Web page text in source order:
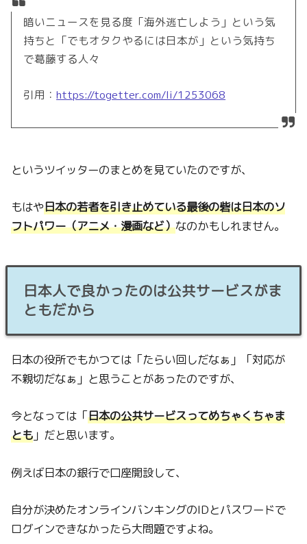
暗いニュースを見る度「海外逃亡しよう」という気
持ちと「でもオタクやるには日本が」という気持ち
で葛藤する人々
引用：https://togetter.com/li/1253068
というツイッターのまとめを見ていたのですが、
もはや日本の若者を引き止めている最後の砦は日本のソ
フトパワー（アニメ・漫画など）なのかもしれません。
日本人で良かったのは公共サービスがま
ともだから
日本の役所でもかつては「たらい回しだなぁ」「対応が
不親切だなぁ」と思うことがあったのですが、
今となっては「日本の公共サービスってめちゃくちゃま
とも 」だと思います。
例えば日本の銀行で口座開設して、
自分が決めたオンラインバンキングのIDとパスワードで
ログインできなかったら大問題ですよね。